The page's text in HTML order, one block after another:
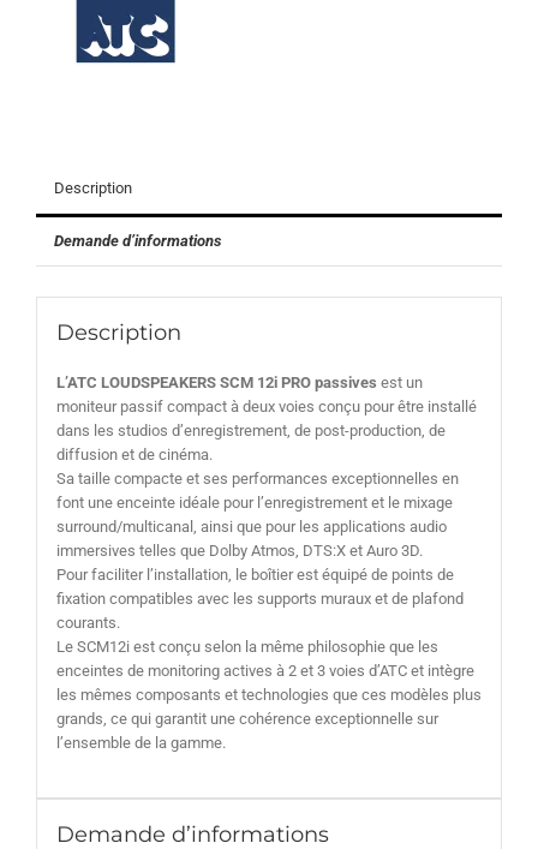
Description
Demande d’informations
Description
L’ATC LOUDSPEAKERS SCM 12i PRO passives est un
moniteur passif compact à deux voies conçu pour être installé
dans les studios d’enregistrement, de post-production, de
diffusion et de cinéma.
Sa taille compacte et ses performances exceptionnelles en
font une enceinte idéale pour l’enregistrement et le mixage
surround/multicanal, ainsi que pour les applications audio
immersives telles que Dolby Atmos, DTS:X et Auro 3D.
Pour faciliter l’installation, le boîtier est équipé de points de
fixation compatibles avec les supports muraux et de plafond
courants.
Le SCM12i est conçu selon la même philosophie que les
enceintes de monitoring actives à 2 et 3 voies d’ATC et intègre
les mêmes composants et technologies que ces modèles plus
grands, ce qui garantit une cohérence exceptionnelle sur
l’ensemble de la gamme.
Demande d’informations